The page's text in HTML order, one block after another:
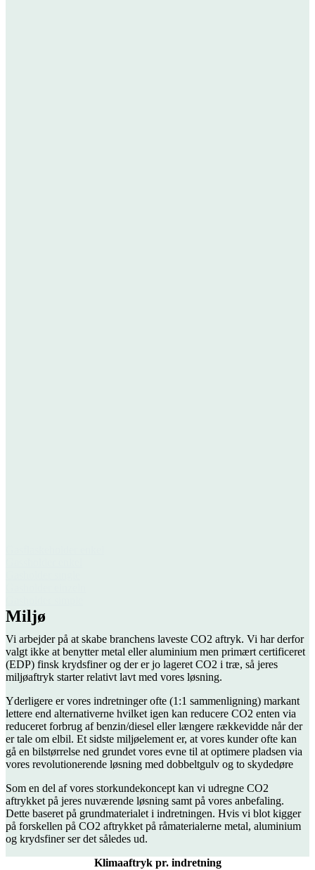
Miljø
Vi arbejder på at skabe branchens laveste CO2 aftryk. Vi har derfor
valgt ikke at benytter metal eller aluminium men primært certificeret
(EDP) finsk krydsfiner og der er jo lageret CO2 i træ, så jeres
miljøaftryk starter relativt lavt med vores løsning.
Yderligere er vores indretninger ofte (1:1 sammenligning) markant
lettere end alternativerne hvilket igen kan reducere CO2 enten via
reduceret forbrug af benzin/diesel eller længere rækkevidde når der
er tale om elbil. Et sidste miljøelement er, at vores kunder ofte kan
gå en bilstørrelse ned grundet vores evne til at optimere pladsen via
vores revolutionerende løsning med dobbeltgulv og to skydedøre
Som en del af vores storkundekoncept kan vi udregne CO2
aftrykket på jeres nuværende løsning samt på vores anbefaling.
Dette baseret på grundmaterialet i indretningen. Hvis vi blot kigger
på forskellen på CO2 aftrykket på råmaterialerne metal, aluminium
og krydsfiner ser det således ud.
Klimaaftryk pr. indretning